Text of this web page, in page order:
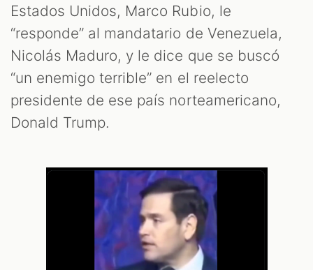
Estados Unidos, Marco Rubio, le
“responde” al mandatario de Venezuela,
Nicolás Maduro, y le dice que se buscó
“un enemigo terrible” en el reelecto
presidente de ese país norteamericano,
Donald Trump.